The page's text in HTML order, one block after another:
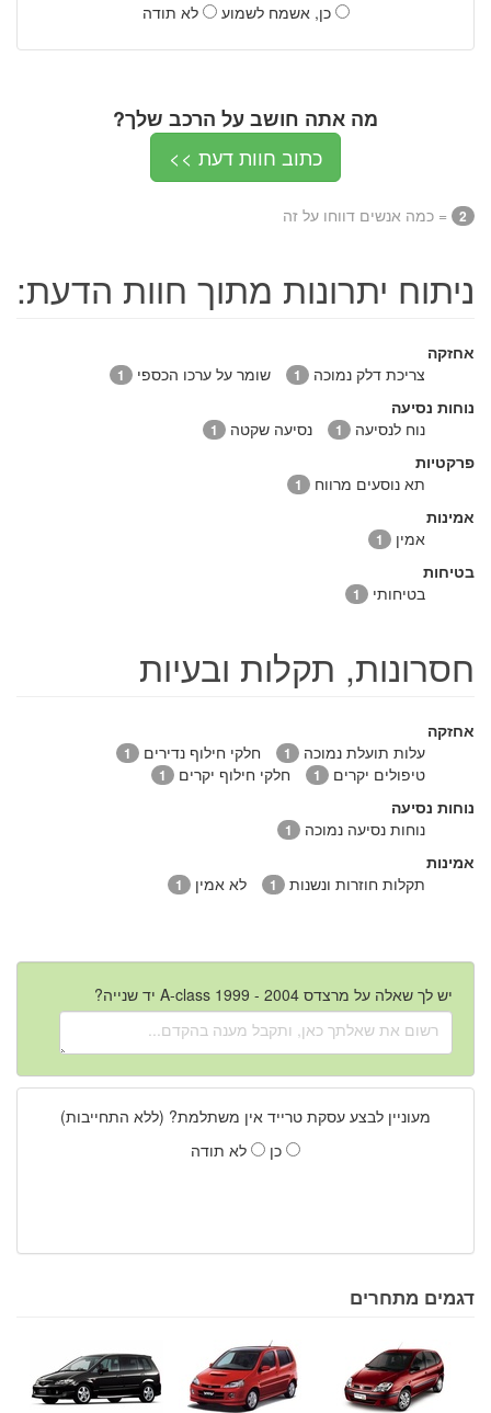
כן, אשמח לשמוע לא תודה
מה אתה חושב על הרכב שלך?
כתוב חוות דעת >>
2 = כמה אנשים דווחו על זה
ניתוח יתרונות מתוך חוות הדעת:
אחזקה
צריכת דלק נמוכה
1 שומר על ערכו הכספי 1
נוחות נסיעה
נוח לנסיעה
1 נסיעה שקטה 1
פרקטיות
תא נוסעים מרווח
1
אמינות
אמין
1
בטיחות
בטיחותי
1
חסרונות, תקלות ובעיות
אחזקה
עלות תועלת נמוכה
1 חלקי חילוף נדירים 1
טיפולים יקרים 1 חלקי חילוף יקרים 1
נוחות נסיעה
נוחות נסיעה נמוכה
1
אמינות
תקלות חוזרות ונשנות
1 לא אמין 1
יש לך שאלה על מרצדס A-class 1999 - 2004 יד שנייה?
מעוניין לבצע עסקת טרייד אין משתלמת? (ללא התחייבות)
כן
לא תודה
דגמים מתחרים